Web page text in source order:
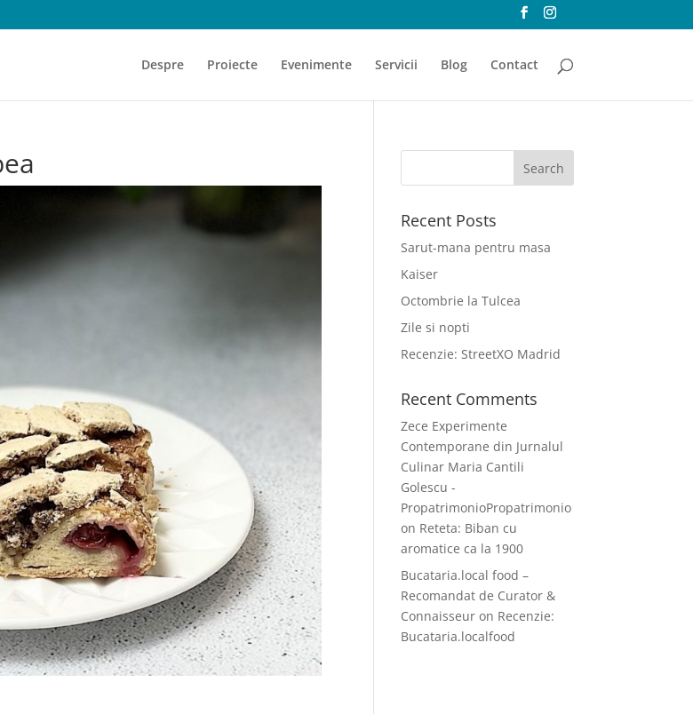
Despre Proiecte Evenimente Servicii Blog Contact
Recent Posts
Sarut-mana pentru masa
Kaiser
Octombrie la Tulcea
Zile si nopti
Recenzie: StreetXO Madrid
Recent Comments
Zece Experimente
Contemporane din Jurnalul
Culinar Maria Cantili
Golescu -
PropatrimonioPropatrimonio
on Reteta: Biban cu
aromatice ca la 1900
Bucataria.local food –
Recomandat de Curator &
Connaisseur on Recenzie:
Bucataria.localfood